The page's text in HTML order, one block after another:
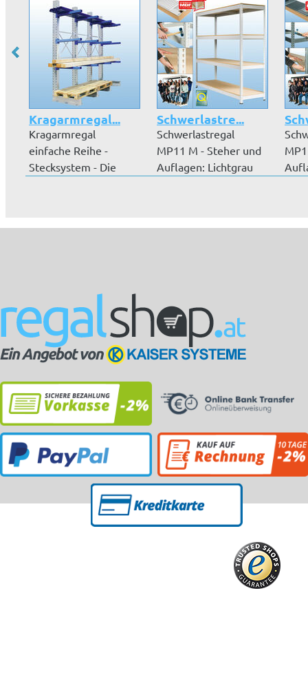
Kragarmregal...
Kragarmregal
einfache Reihe -
Stecksystem - Die
Schwerlastre...
Schwerlastregal
MP11 M - Steher und
Auflagen: Lichtgrau